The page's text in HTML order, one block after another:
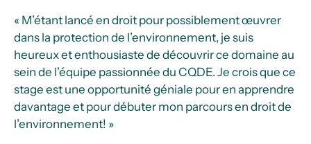
« M’étant lancé en droit pour possiblement œuvrer
dans la protection de l’environnement, je suis
heureux et enthousiaste de découvrir ce domaine au
sein de l’équipe passionnée du CQDE. Je crois que ce
stage est une opportunité géniale pour en apprendre
davantage et pour débuter mon parcours en droit de
l’environnement! »